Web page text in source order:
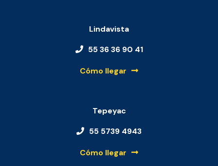
Lindavista
55 36 36 90 41
Cómo llegar
Tepeyac
55 5739 4943
Cómo llegar